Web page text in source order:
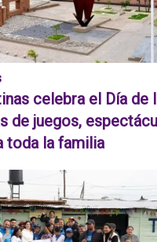
celebra el Día de
de juegos,
toda la familia